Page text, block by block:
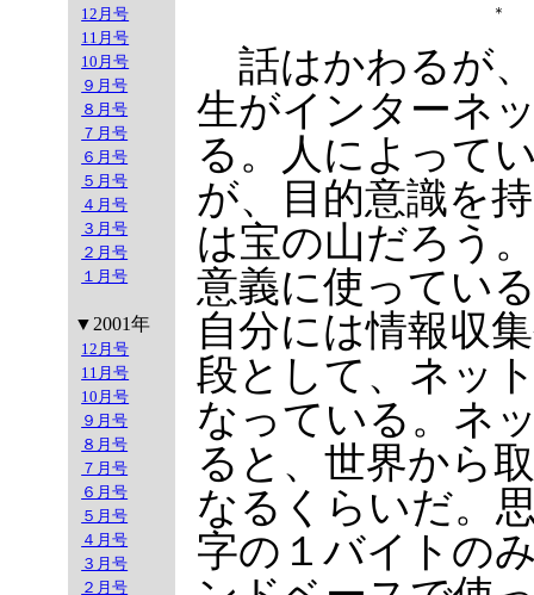
12月号
11月号
10月号
９月号
８月号
７月号
６月号
５月号
４月号
３月号
２月号
１月号
▼2001年
12月号
11月号
10月号
９月号
８月号
７月号
６月号
５月号
４月号
３月号
２月号
＊　
話はかわるが
生がインターネ
る。人によって
が、目的意識を
は宝の山だろう
意義に使ってい
自分には情報収
段として、ネッ
なっている。ネ
ると、世界から
なるくらいだ。
字の１バイトの